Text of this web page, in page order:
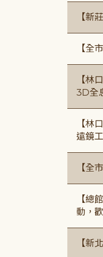
【新
【全
【林
3D全
【林
遠鏡
【全
【總
動，
【新